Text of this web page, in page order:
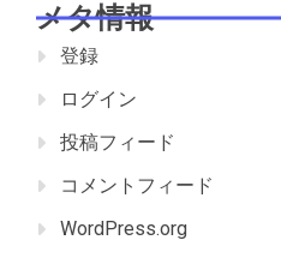
メタ情報
登録
ログイン
投稿フィード
コメントフィード
WordPress.org